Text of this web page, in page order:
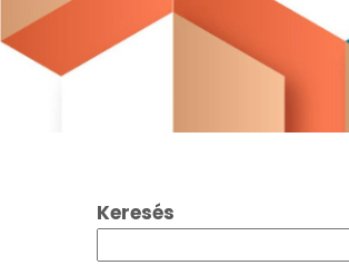
Keresés